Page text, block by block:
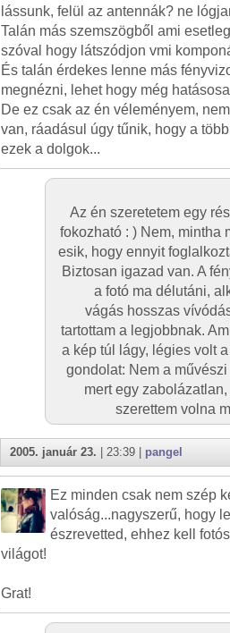
lássunk, felül az antennák? ne
Talán más szemszögből ami
szóval hogy látszódjon vmi
És talán érdekes lenne más
megnézni, lehet hogy még
De ez csak az én véleményem,
van, ráadásul úgy tűnik, hogy a
ezek a dolgok...
Az én szeretetem egy
fokozható : ) Nem, mintha
esik, hogy ennyit
Biztosan igazad van. A
a fotó ma délutáni,
vágás hosszas
tartottam a legjobbnak.
a kép túl lágy, légies volt
gondolat: Nem a
mert egy
szerettem volna
2005. január 23. | 23:39 | pangel
Ez minden csak nem szép
valóság...nagyszerű, hogy
észrevetted, ehhez kell
világot!
Grat!